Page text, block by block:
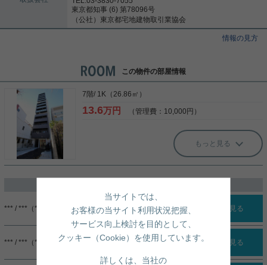
東京都知事 (6) 第78096号
（公社）東京都宅地建物取引業協会
情報の見方
この物件の部屋情報
7階/ 1K（26.86㎡）
13.6万円 （管理費：10,000円）
もっと見る
*** / ***（***） 詳細を見る
*** / ***（***） 詳細を見る
当サイトでは、
お客様の当サイト利用状況把握、
サービス向上検討を目的として、
クッキー（Cookie）を使用しています。
詳しくは、当社の